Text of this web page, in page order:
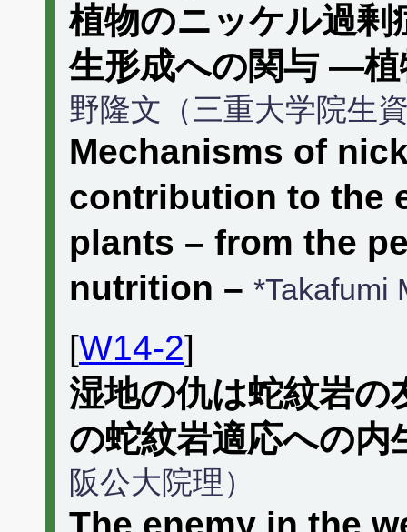
植物のニッケル過
生形成への関与 ―
野隆文（三重大学院生
Mechanisms of
contribution to the
plants – from the
nutrition – *Takafumi
[W14-2]
湿地の仇は蛇紋岩
の蛇紋岩適応への
阪公大院理）